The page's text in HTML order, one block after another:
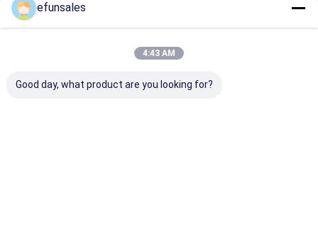
প্রস্তাবিত পণ্য
efunsales
4:43 AM
Good day, what product are you looking for?